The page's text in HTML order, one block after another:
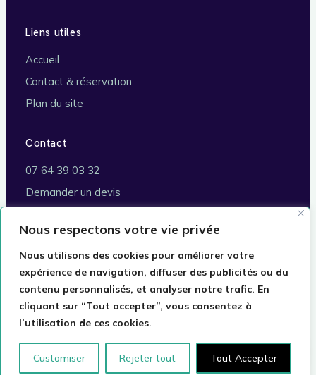
Nous respectons votre vie privée
Nous utilisons des cookies pour améliorer votre
expérience de navigation, diffuser des publicités ou du
contenu personnalisés, et analyser notre trafic. En
cliquant sur “Tout accepter”, vous consentez à
l’utilisation de ces cookies.
Customiser Rejeter tout Tout Accepter
Liens utiles
Accueil
Contact & réservation
Plan du site
Contact
07 64 39 03 32
Demander un devis
Commune de rattachement :
Marseille
© 2026 Taxi VSL Romain · Conventionné Assurance